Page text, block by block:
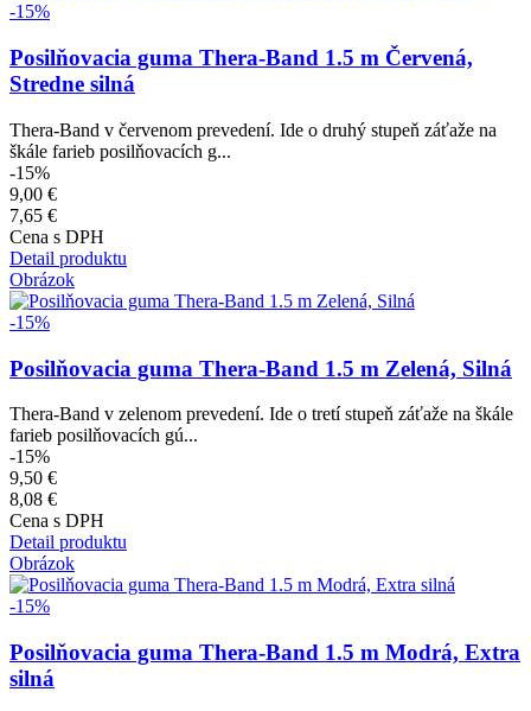
-15%
Posilňovacia guma Thera-Band 1.5 m Červená,
Stredne silná
Thera-Band v červenom prevedení. Ide o druhý stupeň záťaže na
škále farieb posilňovacích g...
-15%
9,00 €
7,65 €
Cena s DPH
Detail produktu
Obrázok
-15%
Posilňovacia guma Thera-Band 1.5 m Zelená, Silná
Thera-Band v zelenom prevedení. Ide o tretí stupeň záťaže na škále
farieb posilňovacích gú...
-15%
9,50 €
8,08 €
Cena s DPH
Detail produktu
Obrázok
-15%
Posilňovacia guma Thera-Band 1.5 m Modrá, Extra
silná